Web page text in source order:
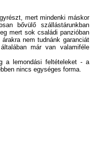
mert mindenki máskor
bővülő szállástárunkban
mert sok családi panzióban
nem tudnánk garanciát
már van valamiféle
a lemondási feltételeket - a
nincs egységes forma.